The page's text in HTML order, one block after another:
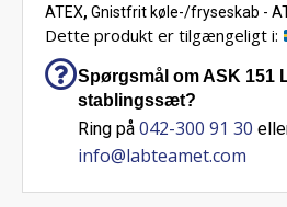
ATEX, Gnistfrit køle-/fryseskab -
Dette produkt er tilgængeligt i:
Spørgsmål om ASK 151
stablingssæt?
Ring på 042-300 91 30
info@labteamet.com